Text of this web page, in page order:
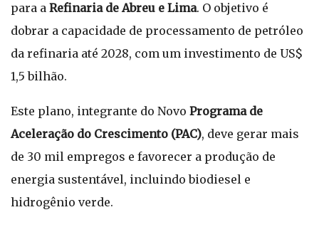
para a Refinaria de Abreu e Lima. O objetivo é
dobrar a capacidade de processamento de petróleo
da refinaria até 2028, com um investimento de US$
1,5 bilhão.
Este plano, integrante do Novo Programa de
Aceleração do Crescimento (PAC), deve gerar mais
de 30 mil empregos e favorecer a produção de
energia sustentável, incluindo biodiesel e
hidrogênio verde.